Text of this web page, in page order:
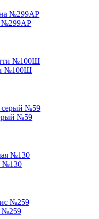
№299АР
№100Ш
№59
№130
№259